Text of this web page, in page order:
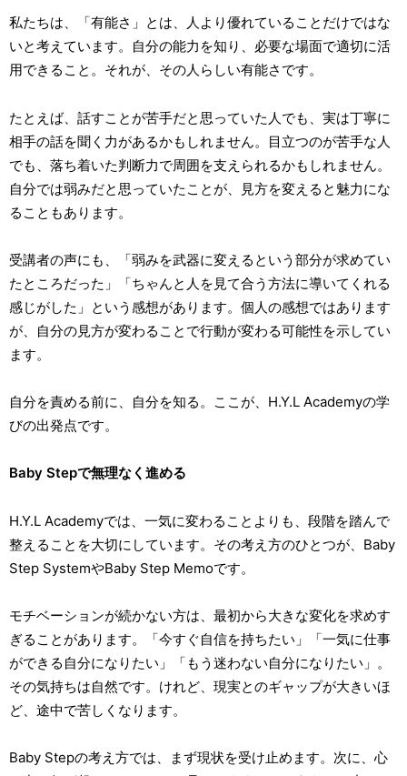
私たちは、「有能さ」とは、人より優れていることだけではな
いと考えています。自分の能力を知り、必要な場面で適切に活
用できること。それが、その人らしい有能さです。
たとえば、話すことが苦手だと思っていた人でも、実は丁寧に
相手の話を聞く力があるかもしれません。目立つのが苦手な人
でも、落ち着いた判断力で周囲を支えられるかもしれません。
自分では弱みだと思っていたことが、見方を変えると魅力にな
ることもあります。
受講者の声にも、「弱みを武器に変えるという部分が求めてい
たところだった」「ちゃんと人を見て合う方法に導いてくれる
感じがした」という感想があります。個人の感想ではあります
が、自分の見方が変わることで行動が変わる可能性を示してい
ます。
自分を責める前に、自分を知る。ここが、H.Y.L Academyの学
びの出発点です。
Baby Stepで無理なく進める
H.Y.L Academyでは、一気に変わることよりも、段階を踏んで
整えることを大切にしています。その考え方のひとつが、Baby
Step SystemやBaby Step Memoです。
モチベーションが続かない方は、最初から大きな変化を求めす
ぎることがあります。「今すぐ自信を持ちたい」「一気に仕事
ができる自分になりたい」「もう迷わない自分になりたい」。
その気持ちは自然です。けれど、現実とのギャップが大きいほ
ど、途中で苦しくなります。
Baby Stepの考え方では、まず現状を受け止めます。次に、心